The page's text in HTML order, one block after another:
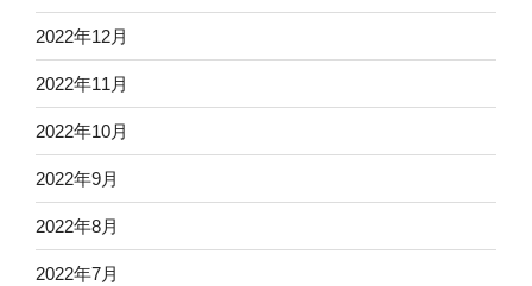
2022年12月
2022年11月
2022年10月
2022年9月
2022年8月
2022年7月